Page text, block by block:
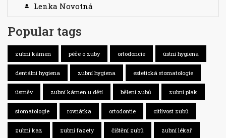
Lenka Novotná
Popular tags
zubní kámen péče o zuby ortodoncie ústní hygiena
dentální hygiena zubní hygiena estetická stomatologie
úsměv zubní kámen u dětí bělení zubů zubní plak
stomatologie rovnátka ortodontie citlivost zubů
zubní kaz zubní fazety čištění zubů zubní lékař